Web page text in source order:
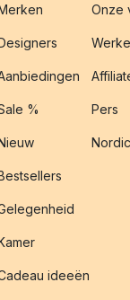
%
ideeën
Onze
Pers